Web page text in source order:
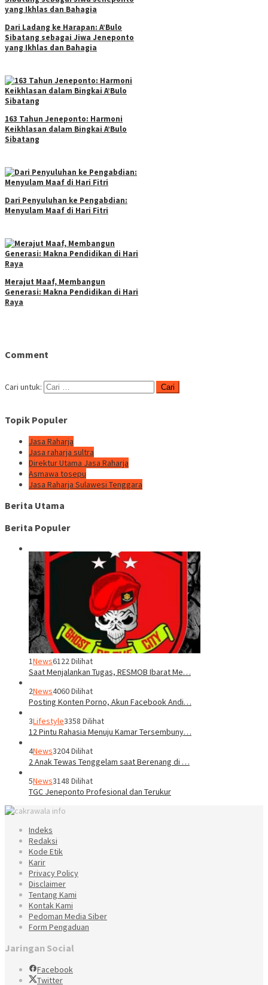
Dari Ladang ke Harapan: A’Bulo
Sibatang sebagai Jiwa Jeneponto
yang Ikhlas dan Bahagia
163 Tahun Jeneponto: Harmoni
Keikhlasan dalam Bingkai A’Bulo
Sibatang
Dari Penyuluhan ke Pengabdian:
Menyulam Maaf di Hari Fitri
Merajut Maaf, Membangun
Generasi: Makna Pendidikan di Hari
Raya
Comment
Cari untuk:
Topik Populer
Jasa Raharja
Jasa raharja sultra
Direktur Utama Jasa Raharja
Asmawa tosepu
Jasa Raharja Sulawesi Tenggara
Berita Utama
Berita Populer
1News6122 Dilihat
Saat Menjalankan Tugas, RESMOB Ibarat Me…
2News4060 Dilihat
Posting Konten Porno, Akun Facebook Andi…
3Lifestyle3358 Dilihat
12 Pintu Rahasia Menuju Kamar Tersembuny…
4News3204 Dilihat
2 Anak Tewas Tenggelam saat Berenang di …
5News3148 Dilihat
TGC Jeneponto Profesional dan Terukur
Indeks
Redaksi
Kode Etik
Karir
Privacy Policy
Disclaimer
Tentang Kami
Kontak Kami
Pedoman Media Siber
Form Pengaduan
Jaringan Social
Facebook
Twitter